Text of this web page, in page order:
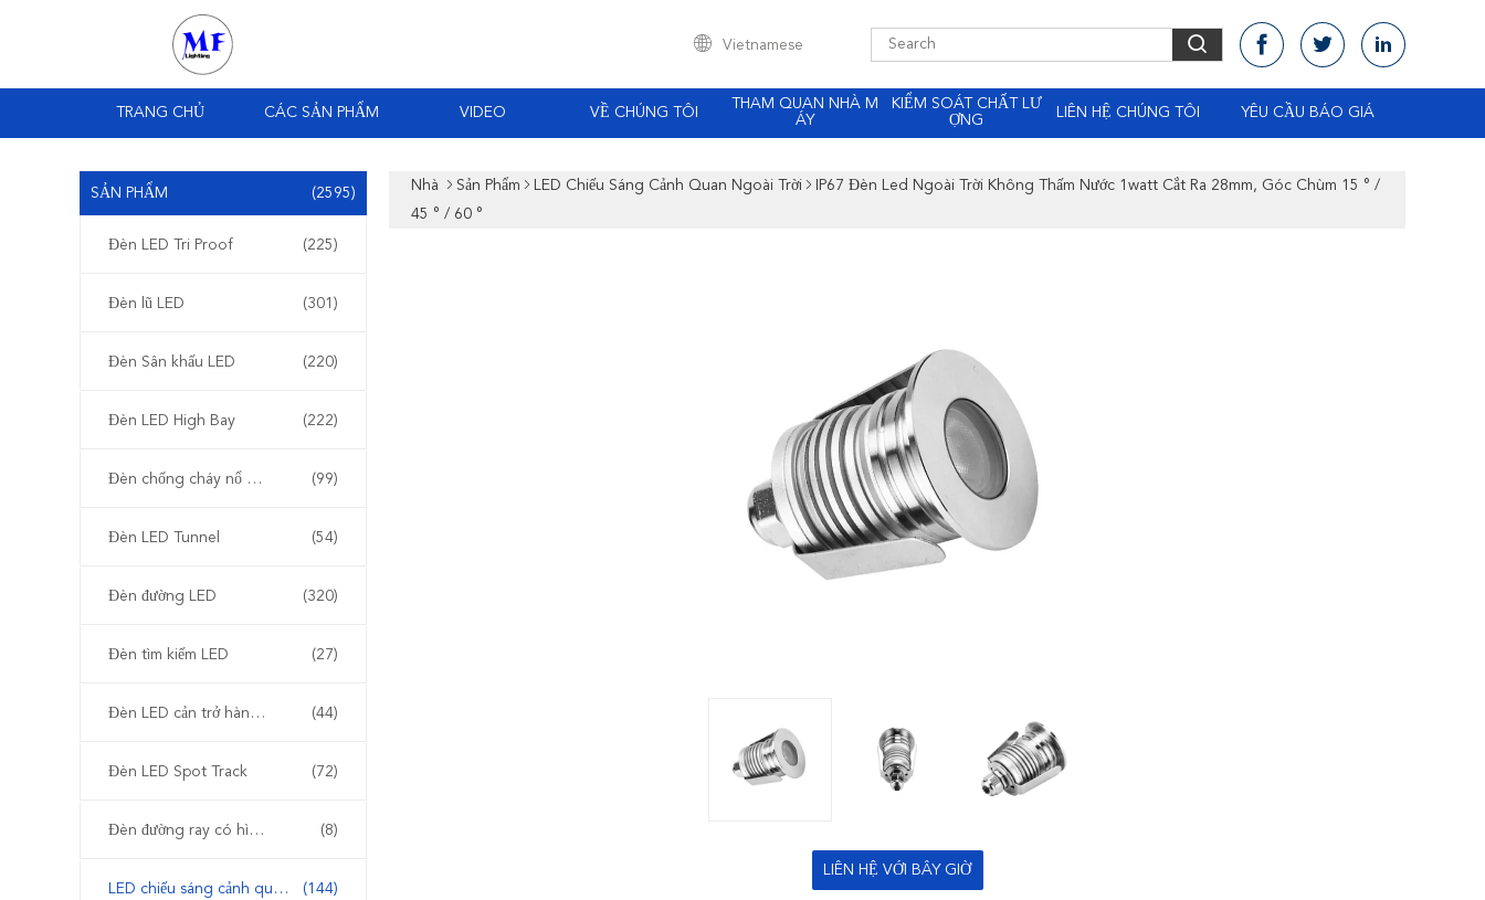
Vietnamese
TRANG CHỦ CÁC SẢN PHẨM VIDEO VỀ CHÚNG TÔI
THAM QUAN NHÀ M
ÁY
KIỂM SOÁT CHẤT LƯ
ỢNG
LIÊN HỆ CHÚNG TÔI YÊU CẦU BÁO GIÁ
SẢN PHẨM (2595)
Đèn LED Tri Proof (225)
Đèn lũ LED (301)
Đèn Sân khấu LED (220)
Đèn LED High Bay (222)
Đèn chống cháy nổ LED (99)
Đèn LED Tunnel (54)
Đèn đường LED (320)
Đèn tìm kiếm LED (27)
Đèn LED cản trở hàng không (44)
Đèn LED Spot Track (72)
Đèn đường ray có hình dạng (8)
LED chiếu sáng cảnh quan ngoài trời (144)
Nhà Sản Phẩm LED Chiếu Sáng Cảnh Quan Ngoài Trời
IP67 Đèn Led Ngoài Trời Không Thấm Nước 1watt Cắt Ra 28mm, Góc Chùm 15 ° /
45 ° / 60 °
LIÊN HỆ VỚI BÂY GIỜ